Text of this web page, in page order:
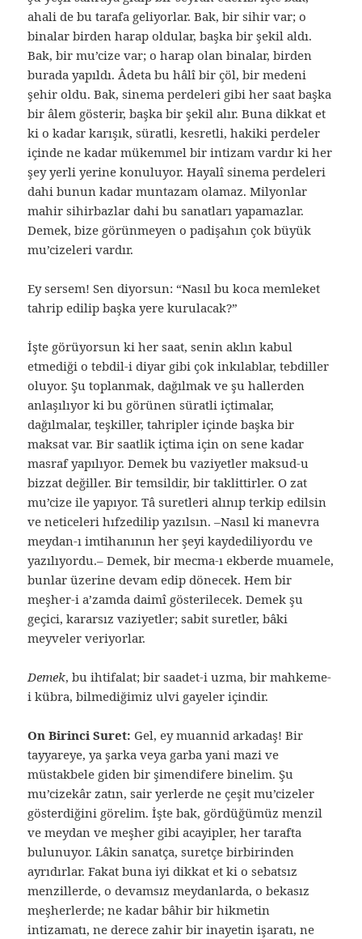
ahali de bu tarafa geliyorlar. Bak, bir sihir var; o
binalar birden harap oldular, başka bir şekil aldı.
Bak, bir mu’cize var; o harap olan binalar, birden
burada yapıldı. Âdeta bu hâlî bir çöl, bir medeni
şehir oldu. Bak, sinema perdeleri gibi her saat başka
bir âlem gösterir, başka bir şekil alır. Buna dikkat et
ki o kadar karışık, süratli, kesretli, hakiki perdeler
içinde ne kadar mükemmel bir intizam vardır ki her
şey yerli yerine konuluyor. Hayalî sinema perdeleri
dahi bunun kadar muntazam olamaz. Milyonlar
mahir sihirbazlar dahi bu sanatları yapamazlar.
Demek, bize görünmeyen o padişahın çok büyük
mu’cizeleri vardır.
Ey sersem! Sen diyorsun: “Nasıl bu koca memleket
tahrip edilip başka yere kurulacak?”
İşte görüyorsun ki her saat, senin aklın kabul
etmediği o tebdil-i diyar gibi çok inkılablar, tebdiller
oluyor. Şu toplanmak, dağılmak ve şu hallerden
anlaşılıyor ki bu görünen süratli içtimalar,
dağılmalar, teşkiller, tahripler içinde başka bir
maksat var. Bir saatlik içtima için on sene kadar
masraf yapılıyor. Demek bu vaziyetler maksud-u
bizzat değiller. Bir temsildir, bir taklittirler. O zat
mu’cize ile yapıyor. Tâ suretleri alınıp terkip edilsin
ve neticeleri hıfzedilip yazılsın. –Nasıl ki manevra
meydan-ı imtihanının her şeyi kaydediliyordu ve
yazılıyordu.– Demek, bir mecma-ı ekberde muamele,
bunlar üzerine devam edip dönecek. Hem bir
meşher-i a’zamda daimî gösterilecek. Demek şu
geçici, kararsız vaziyetler; sabit suretler, bâki
meyveler veriyorlar.
Demek, bu ihtifalat; bir saadet-i uzma, bir mahkeme-
i kübra, bilmediğimiz ulvi gayeler içindir.
On Birinci Suret: Gel, ey muannid arkadaş! Bir
tayyareye, ya şarka veya garba yani mazi ve
müstakbele giden bir şimendifere binelim. Şu
mu’cizekâr zatın, sair yerlerde ne çeşit mu’cizeler
gösterdiğini görelim. İşte bak, gördüğümüz menzil
ve meydan ve meşher gibi acayipler, her tarafta
bulunuyor. Lâkin sanatça, suretçe birbirinden
ayrıdırlar. Fakat buna iyi dikkat et ki o sebatsız
menzillerde, o devamsız meydanlarda, o bekasız
meşherlerde; ne kadar bâhir bir hikmetin
intizamatı, ne derece zahir bir inayetin işaratı, ne